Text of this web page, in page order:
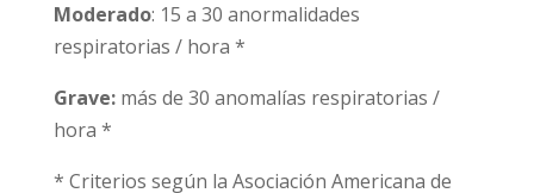
Moderado: 15 a 30 anormalidades
respiratorias / hora *
Grave:más de 30 anomalías respiratorias /
hora *
* Criterios según la Asociación Americana de